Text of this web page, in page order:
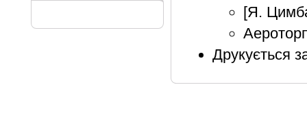
[Я.
Друкується